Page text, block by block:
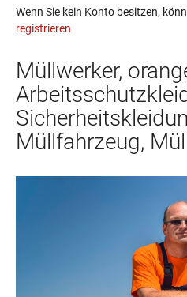
Wenn Sie kein Konto besitzen,
registrieren
Müllwerker,
Müllfahrzeug,